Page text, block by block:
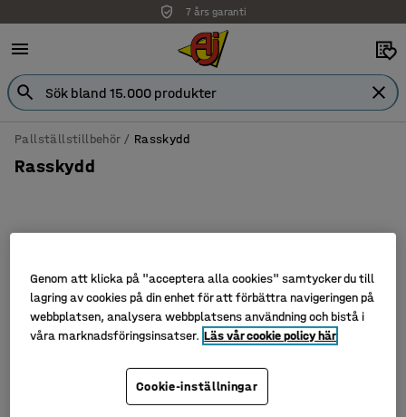
7 års garanti
Pallställstillbehör Rasskydd
Rasskydd
3 produkter
Genom att klicka på "acceptera alla cookies" samtycker du till
lagring av cookies på din enhet för att förbättra navigeringen på
webbplatsen, analysera webbplatsens användning och bistå i
våra marknadsföringsinsatser. Läs vår cookie policy här
Cookie-inställningar